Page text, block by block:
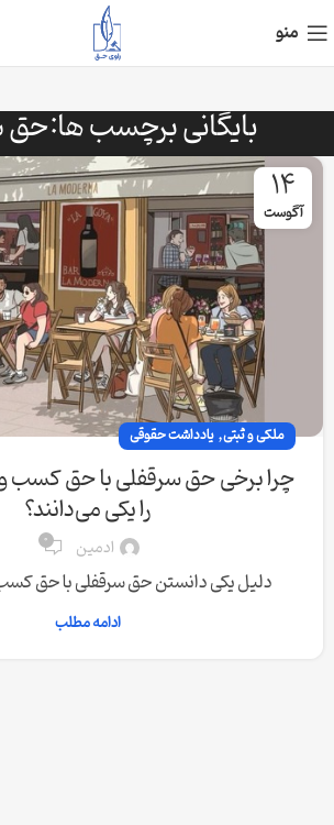
منو
بایگانی برچسب ها:حق
14
آگوست
ملکی و ثبتی, یادداشت حقوقی
چرا برخی حق سرقفلی با حق کسب
را یکی می‌دانند؟
ادمین 0
دلیل یکی دانستن حق سرقفلی با حق
ادامه مطلب